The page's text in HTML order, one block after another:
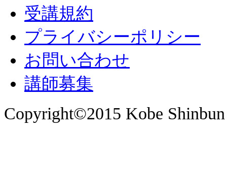
受講規約
プライバシーポリシー
お問い合わせ
講師募集
Copyright©2015 Kobe